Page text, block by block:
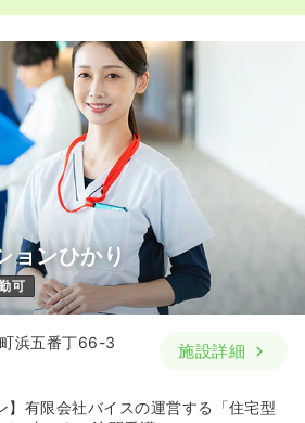
ョンひかり
可
浜五番丁66-3
施設詳細
】有限会社バイスの運営する「住宅型